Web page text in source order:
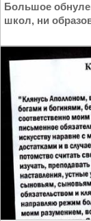
Большое
школ, ни